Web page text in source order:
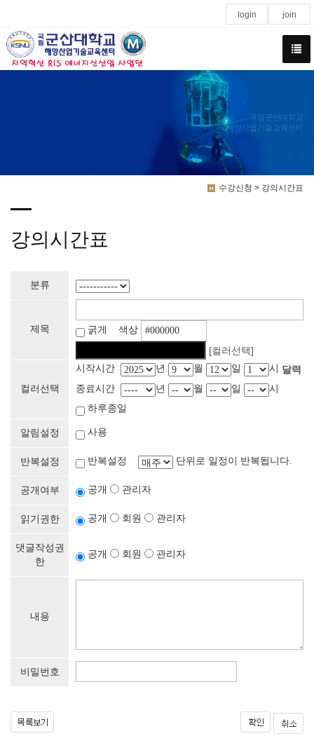
login join
국립군산대학교
해양산업기술교육센터
수강신청 > 강의시간표
강의시간표
분류
제목 굵게 색상
[컬러선택]
컬러선택
시작시간 년 월 일 시 달력
종료시간 년 월 일
시
하루종일
알림설정 사용
반복설정 반복설정 단위로 일정이 반복됩니다.
공개여부 공개 관리자
읽기권한 공개 회원 관리자
댓글작성권
한
공개 회원 관리자
내용
비밀번호